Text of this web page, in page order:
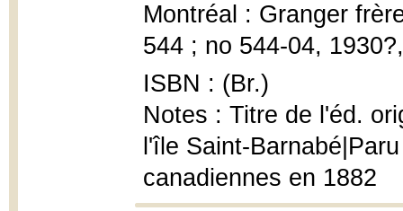
Montréal : Granger
544 ; no 544-04,
ISBN : (Br.)
Notes : Titre de l'éd.
l'île Saint-
canadiennes en 1882